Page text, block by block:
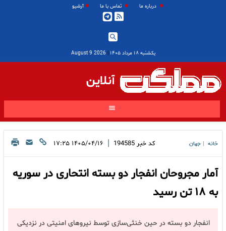
درباره ما تماس با ما آرشیو
یکشنبه ۱۸ مرداد ۱۴۰۵ |
2026 August 9
آنلاین
خانه جهان کد خبر 194585
| ۱۴۰۵/۰۴/۱۶ ۱۷:۲۵
آمار مجروحان انفجار دو بسته انتحاری در سوریه
به ۱۸ تن رسید
انفجار دو بسته در حین خنثی‌سازی توسط نیرو‌های امنیتی در نزدیکی